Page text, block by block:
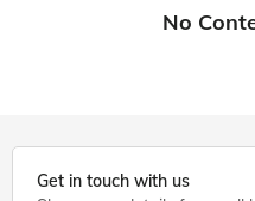
Get in touch with us